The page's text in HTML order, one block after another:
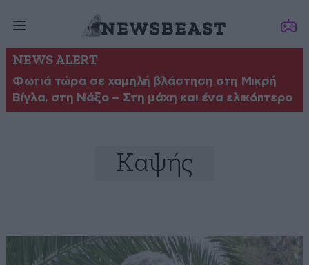
NEWS ALERT
Φωτιά τώρα σε χαμηλή βλάστηση στη Μικρή
Βίγλα, στη Νάξο – Στη μάχη και ένα ελικόπτερο
Καψής